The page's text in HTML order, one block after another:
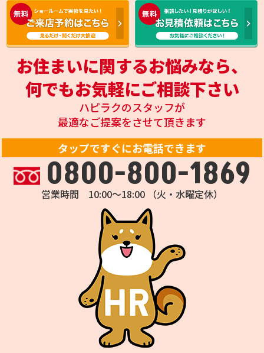
お住まいに関するお悩みなら、
何でもお気軽にご相談下さい
ハピラクのスタッフが
最適なご提案をさせて頂きます
タップですぐにお電話できます
0800-800-1869
営業時間 10:00～18:00 （火・水曜定休）